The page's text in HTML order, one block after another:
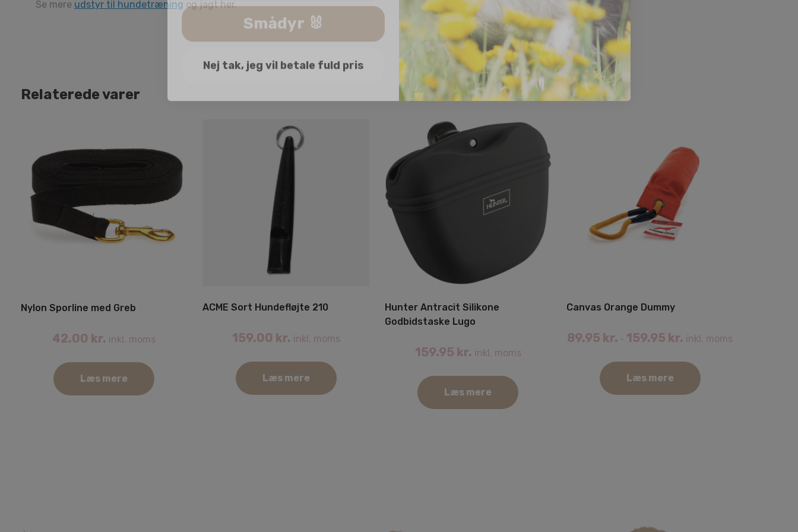
Se mere udstyr til hundetræning og jagt her.
Relaterede varer
Nylon Sporline med Greb
42.00 kr. inkl. moms
Læs mere
ACME Sort Hundefløjte 210
159.00 kr. inkl. moms
Læs mere
Hunter Antracit Silikone
Godbidstaske Lugo
159.95 kr. inkl. moms
Læs mere
Canvas Orange Dummy
89.95 kr. – 159.95 kr. inkl. moms
Læs mere
Nej tak, jeg vil betale fuld pris